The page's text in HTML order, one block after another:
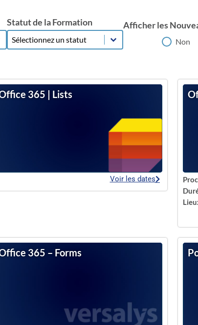
Statut de la Formation
Statut de la Formation
Statut de la Formation
Afficher les
Afficher les
Non
365 | Lists
Voir les dates
365 – Forms